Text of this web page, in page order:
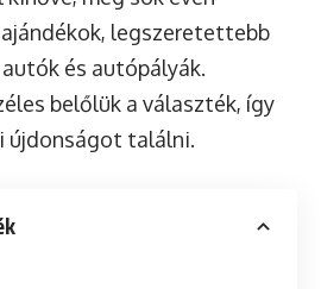
legszeretettebb
és autópályák.
belőlük a választék, így
újdonságot találni.